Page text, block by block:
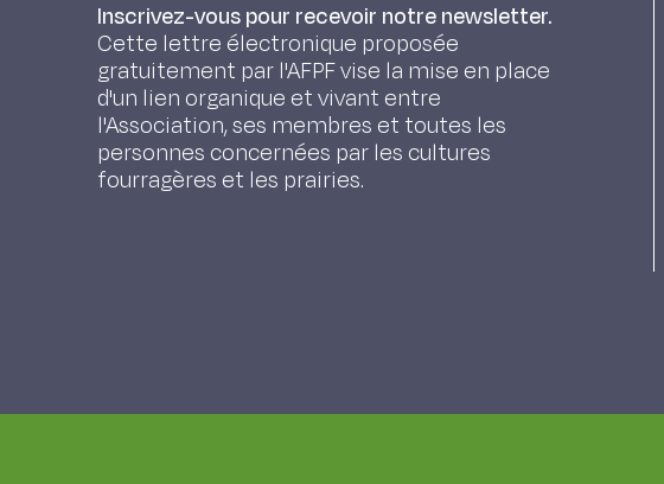
Inscrivez-vous pour recevoir notre newsletter.
Cette lettre électronique proposée
gratuitement par l'AFPF vise la mise en place
d'un lien organique et vivant entre
l'Association, ses membres et toutes les
personnes concernées par les cultures
fourragères et les prairies.